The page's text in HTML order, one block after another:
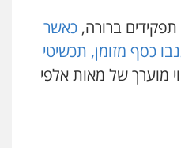
סמים והימורים
ברורה, כאשר
כסף מזומן, תכשיטי
מוערך של מאות אלפי